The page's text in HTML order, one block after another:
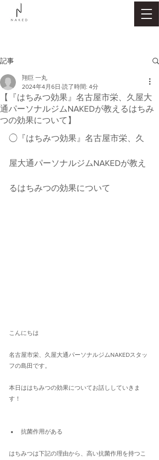
記事
【『はちみつ効果』名古屋市栄、久屋大
通パーソナルジムNAKEDが教えるはちみ
つの効果について】
翔巨 一丸
2024年4月6日 読了時間: 4分
◯『はちみつ効果』名古屋市栄、久
屋大通パーソナルジムNAKEDが教え
るはちみつの効果について
こんにちは
名古屋市栄、久屋大通パーソナルジムNAKEDスタッ
フの島田です。
本日ははちみつの効果についてお話ししていきま
す！
抗菌作用がある
はちみつは下記の理由から、高い抗菌作用を持つこ